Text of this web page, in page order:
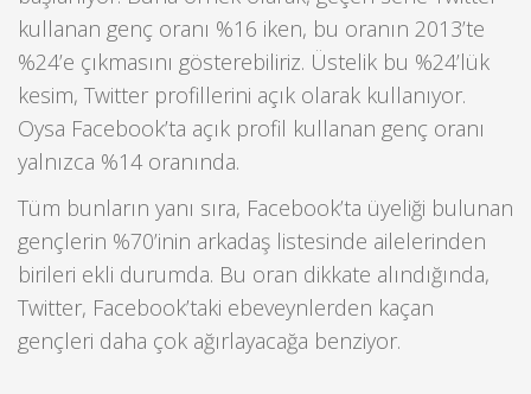
kullanan genç oranı %16 iken, bu oranın 2013’te
%24’e çıkmasını gösterebiliriz. Üstelik bu %24’lük
kesim, Twitter profillerini açık olarak kullanıyor.
Oysa Facebook’ta açık profil kullanan genç oranı
yalnızca %14 oranında.
Tüm bunların yanı sıra, Facebook’ta üyeliği bulunan
gençlerin %70’inin arkadaş listesinde ailelerinden
birileri ekli durumda. Bu oran dikkate alındığında,
Twitter, Facebook’taki ebeveynlerden kaçan
gençleri daha çok ağırlayacağa benziyor.